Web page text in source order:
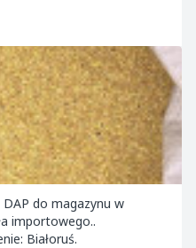
DAP do magazynu w
importowego..
Białoruś.